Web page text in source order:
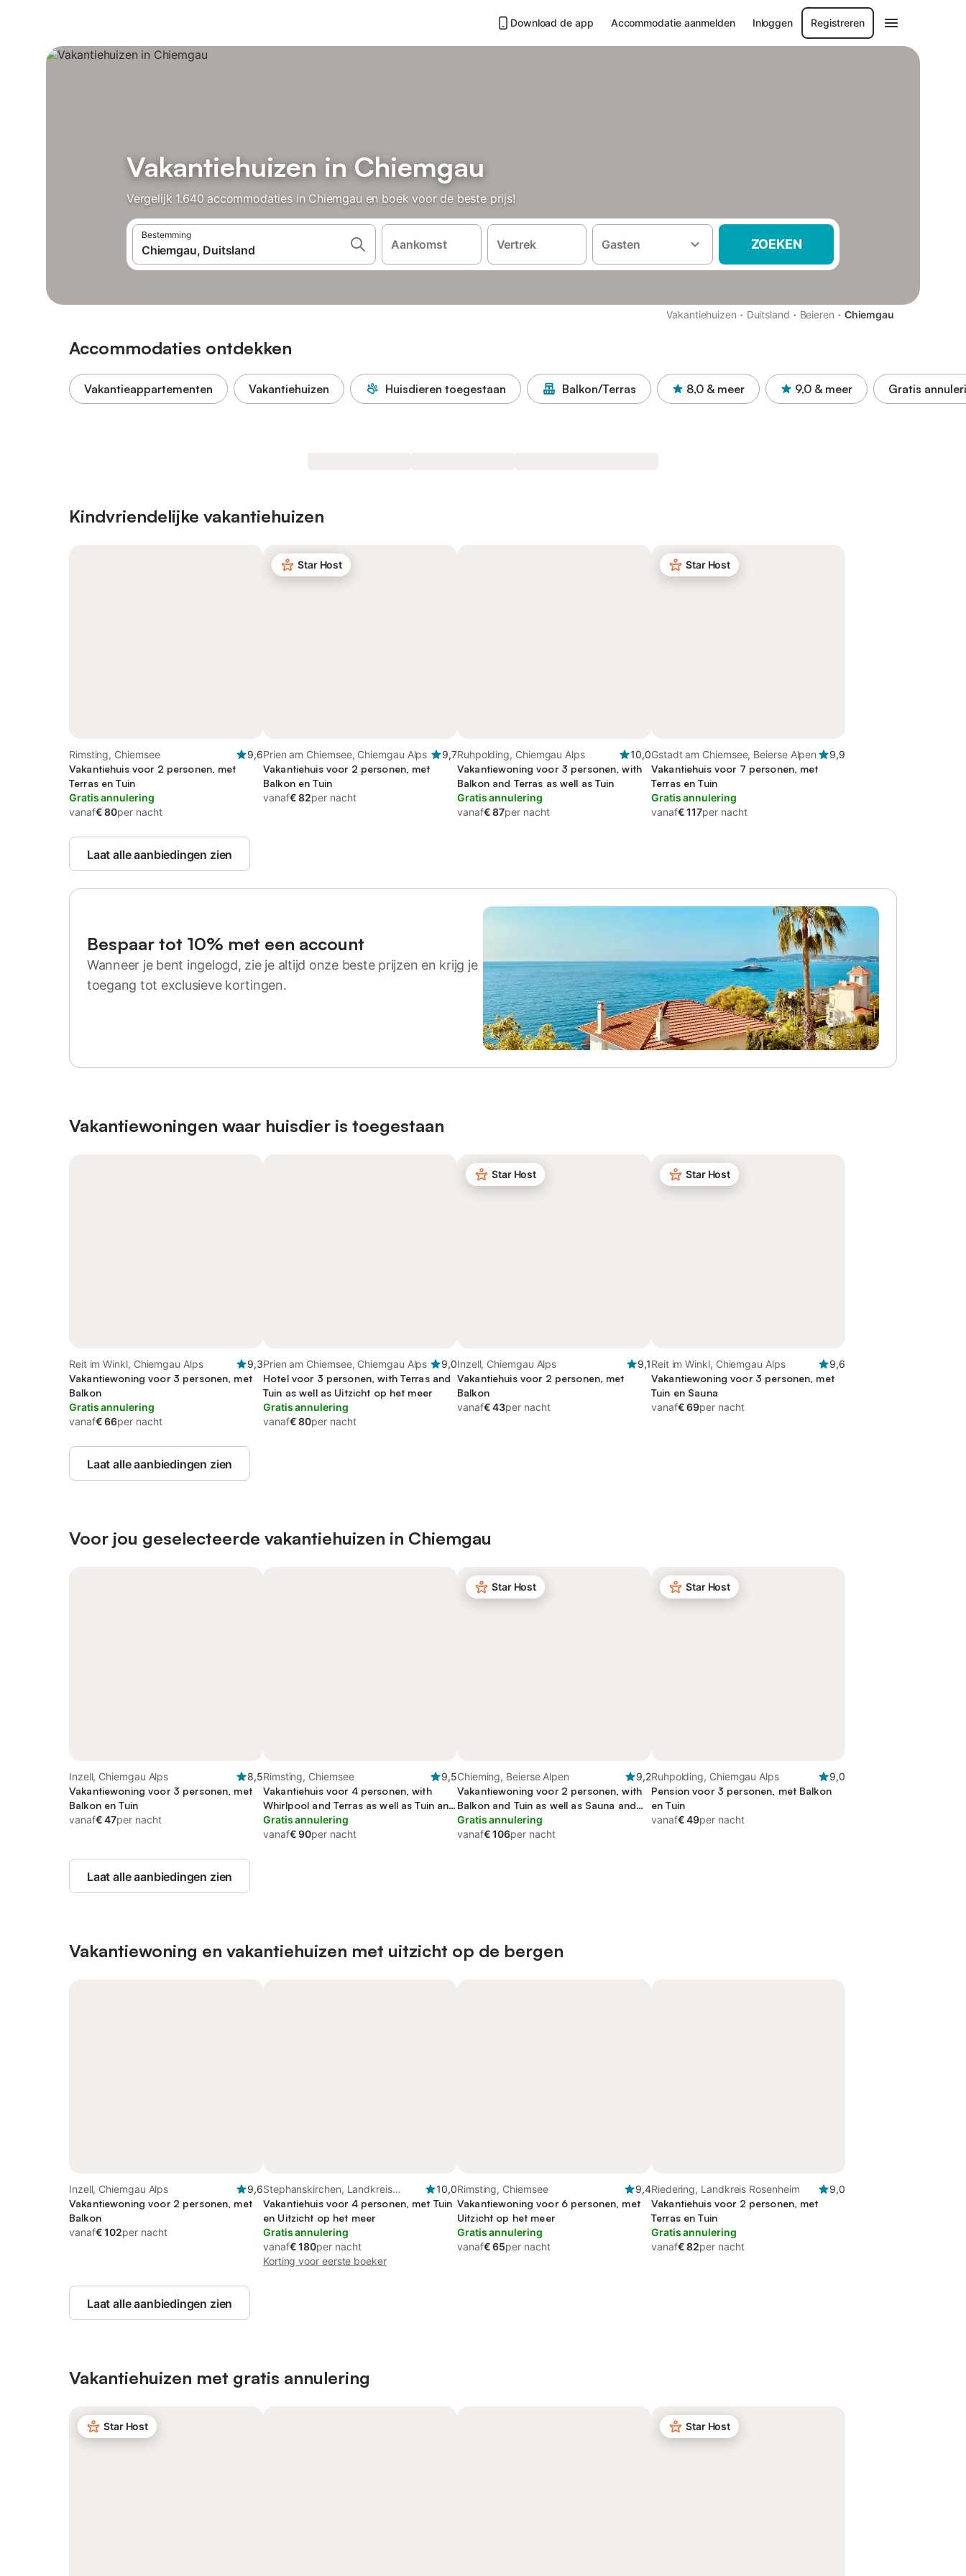
Download de app Accommodatie aanmelden Inloggen Registreren
Vakantiehuizen in Chiemgau
Vergelijk 1.640 accommodaties in Chiemgau en boek voor de beste prijs!
Bestemming
Aankomst Vertrek Gasten ZOEKEN
Vakantiehuizen · Duitsland · Beieren · Chiemgau
Accommodaties ontdekken
Vakantieappartementen Vakantiehuizen Huisdieren toegestaan Balkon/Terras 8,0 & meer 9,0 & meer Gratis
Kindvriendelijke vakantiehuizen
Rimsting, Chiemsee
9,6
Vakantiehuis voor 2 personen, met
Terras en Tuin
Gratis annulering
vanaf€ 80per nacht
Star Host
Prien am Chiemsee, Chiemgau Alps
9,7
Vakantiehuis voor 2 personen, met
Balkon en Tuin
vanaf€ 82per nacht
Ruhpolding, Chiemgau Alps
10,0
Vakantiewoning voor 3 personen, with
Balkon and Terras as well as Tuin
Gratis annulering
vanaf€ 87per nacht
Star Host
Gstadt am Chiemsee, Beierse Alpen
9,9
Vakantiehuis voor 7 personen, met
Terras en Tuin
Gratis annulering
vanaf€ 117per nacht
Laat alle aanbiedingen zien
Bespaar tot 10% met een account
Wanneer je bent ingelogd, zie je altijd onze beste prijzen en krijg je
toegang tot exclusieve kortingen.
Vakantiewoningen waar huisdier is toegestaan
Reit im Winkl, Chiemgau Alps
9,3
Vakantiewoning voor 3 personen, met
Balkon
Gratis annulering
vanaf€ 66per nacht
Prien am Chiemsee, Chiemgau Alps
9,0
Hotel voor 3 personen, with Terras and
Tuin as well as Uitzicht op het meer
Gratis annulering
vanaf€ 80per nacht
Star Host
Inzell, Chiemgau Alps
9,1
Vakantiehuis voor 2 personen, met
Balkon
vanaf€ 43per nacht
Star Host
Reit im Winkl, Chiemgau Alps
9,6
Vakantiewoning voor 3 personen, met
Tuin en Sauna
vanaf€ 69per nacht
Laat alle aanbiedingen zien
Voor jou geselecteerde vakantiehuizen in Chiemgau
Inzell, Chiemgau Alps
8,5
Vakantiewoning voor 3 personen, met
Balkon en Tuin
vanaf€ 47per nacht
Rimsting, Chiemsee
9,5
Vakantiehuis voor 4 personen, with
Whirlpool and Terras as well as Tuin and
Sauna
Gratis annulering
vanaf€ 90per nacht
Star Host
Chieming, Beierse Alpen
9,2
Vakantiewoning voor 2 personen, with
Balkon and Tuin as well as Sauna and
Uitzicht op het meer
Gratis annulering
vanaf€ 106per nacht
Star Host
Ruhpolding, Chiemgau Alps
9,0
Pension voor 3 personen, met Balkon
en Tuin
vanaf€ 49per nacht
Laat alle aanbiedingen zien
Vakantiewoning en vakantiehuizen met uitzicht op de bergen
Inzell, Chiemgau Alps
9,6
Vakantiewoning voor 2 personen, met
Balkon
vanaf€ 102per nacht
Stephanskirchen, Landkreis
Rosenheim
10,0
Vakantiehuis voor 4 personen, met Tuin
en Uitzicht op het meer
Gratis annulering
vanaf€ 180per nacht
Korting voor eerste boeker
Rimsting, Chiemsee
9,4
Vakantiewoning voor 6 personen, met
Uitzicht op het meer
Gratis annulering
vanaf€ 65per nacht
Riedering, Landkreis Rosenheim
9,0
Vakantiehuis voor 2 personen, met
Terras en Tuin
Gratis annulering
vanaf€ 82per nacht
Laat alle aanbiedingen zien
Vakantiehuizen met gratis annulering
Star Host Star Host